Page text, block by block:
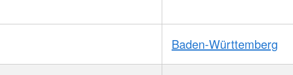
Baden-Württemberg